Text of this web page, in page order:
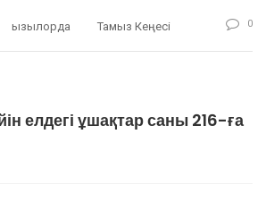
Қызылорда Тамыз Кеңесі 0
елдегі ұшақтар саны 216-ға